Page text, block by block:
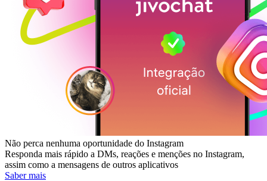
Não perca nenhuma oportunidade do Instagram
Responda mais rápido a DMs, reações e menções no Instagram,
assim como a mensagens de outros aplicativos
Saber mais